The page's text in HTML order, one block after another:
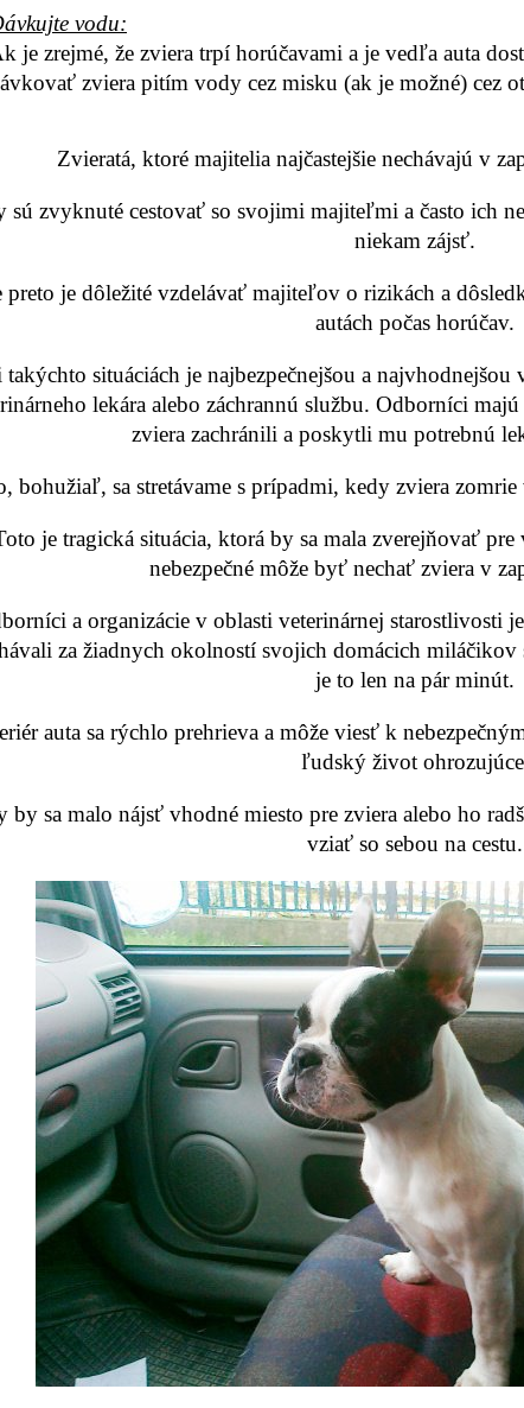
vodu:
je zrejmé, že zviera trpí horúčavami a je vedľa auta
zviera pitím vody cez misku (ak je možné) cez
Zvieratá, ktoré majitelia najčastejšie nechávajú v
sú zvyknuté cestovať so svojimi majiteľmi a často ich
niekam zájsť.
preto je dôležité vzdelávať majiteľov o rizikách a
autách počas horúčav.
takýchto situáciách je najbezpečnejšou a
lekára alebo záchrannú službu. Odborníci
zviera zachránili a poskytli mu potrebnú
bohužiaľ, sa stretávame s prípadmi, kedy zviera
je tragická situácia, ktorá by sa mala zverejňovať
nebezpečné môže byť nechať zviera v
a organizácie v oblasti veterinárnej starostlivosti
za žiadnych okolností svojich domácich
je to len na pár minút.
auta sa rýchlo prehrieva a môže viesť k
ľudský život
by sa malo nájsť vhodné miesto pre zviera alebo ho
vziať so sebou na cestu.